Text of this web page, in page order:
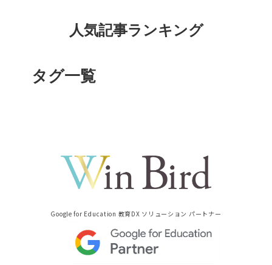
人気記事ランキング
タグ一覧
Google for Education 教育DX ソリューション パートナー